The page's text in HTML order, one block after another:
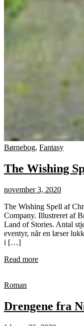
Børnebog, Fantasy
The Wishing
november 3, 2020
The Wishing Spell af
Company. Illustreret af
Land of Stories. Antal
eventyr, når en læser
i […]
Read more
Roman
Drengene fra